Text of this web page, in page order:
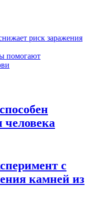
риск заражения
помогают
человека
с
камней из